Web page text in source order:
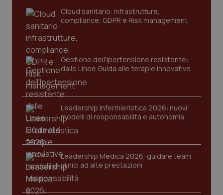
Cloud sanitario: infrastrutture,
compliance, GDPR e Risk management
Gestione dell'Ipertensione resistente:
dalle Linee Guida alle terapie innovative
Leadership Infermieristica 2026: nuovi
modelli di responsabilità e autonomia
Leadership Medica 2026: guidare team
clinici ad alte prestazioni
CookieScriptConsent